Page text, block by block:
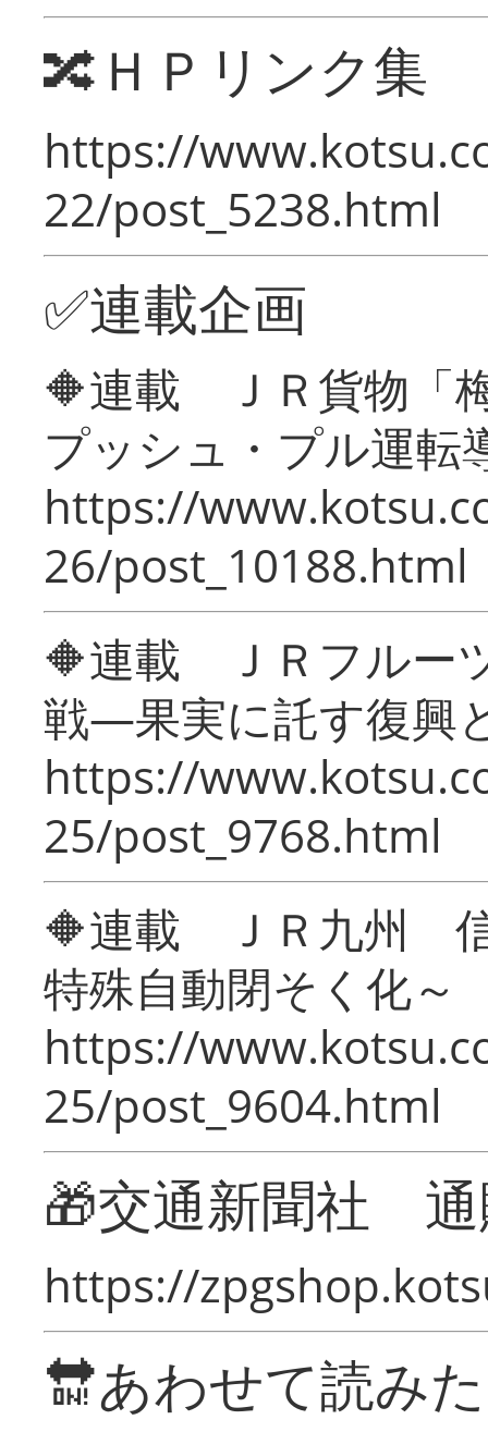
🔀ＨＰリンク集
https://
22/post_5238.html
✅連載企画
🔶連載 ＪＲ貨物「
プッシュ・プル運転
https://
26/post_10188.html
🔶連載 ＪＲフルー
戦―果実に託す復興
https://
25/post_9768.html
🔶連載 ＪＲ九州 信
特殊自動閉そく化～
https://
25/post_9604.html
🎁交通新聞社
https://
🔛あわせて読み